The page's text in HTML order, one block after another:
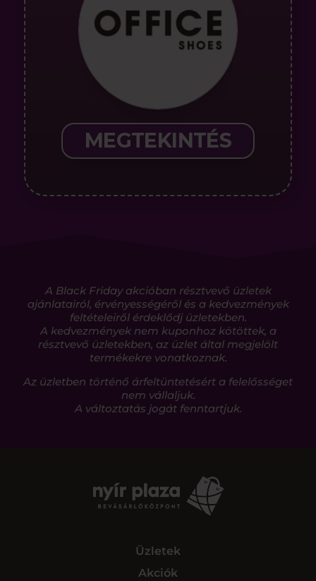
MEGTEKINTÉS
A Black Friday akcióban résztvevő üzletek
ajánlatairól, érvényességéről és a kedvezmények
feltételeiről érdeklődj üzletekben.
A kedvezmények nem kuponhoz kötöttek, a
résztvevő üzletekben, az üzlet által megjelölt
termékekre vonatkoznak.
Az üzletben történő árfeltüntetésért a felelősséget
nem vállaljuk.
A változtatás jogát fenntartjuk.
Üzletek
Akciók